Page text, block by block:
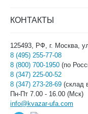
КОНТАКТЫ
125493, РФ, г. Москва,
8 (495) 255-77-08
8 (800) 700-1950 (по
8 (347) 225-00-52
8 (347) 273-28-69 (склад
Пн-Пт 7.00 - 16.00 (Мск)
info@kvazar-ufa.com